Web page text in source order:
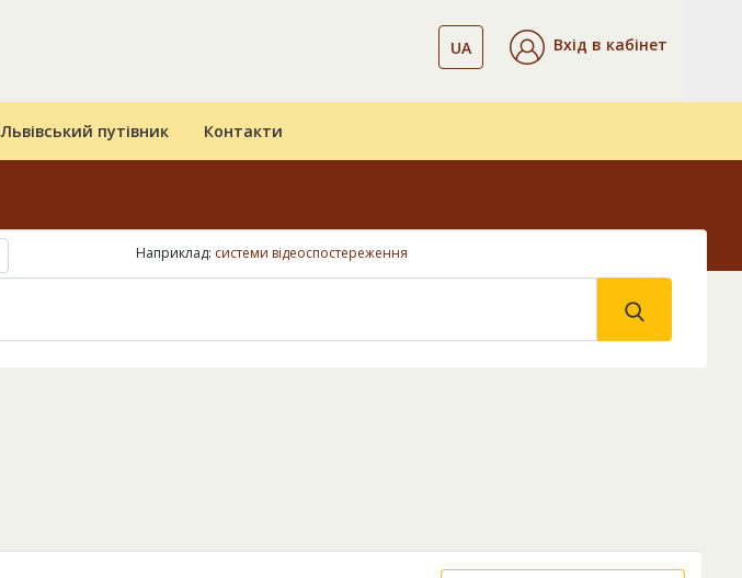
UA Вхід в кабінет
Львівський путівник Контакти
Наприклад: системи відеоспостереження